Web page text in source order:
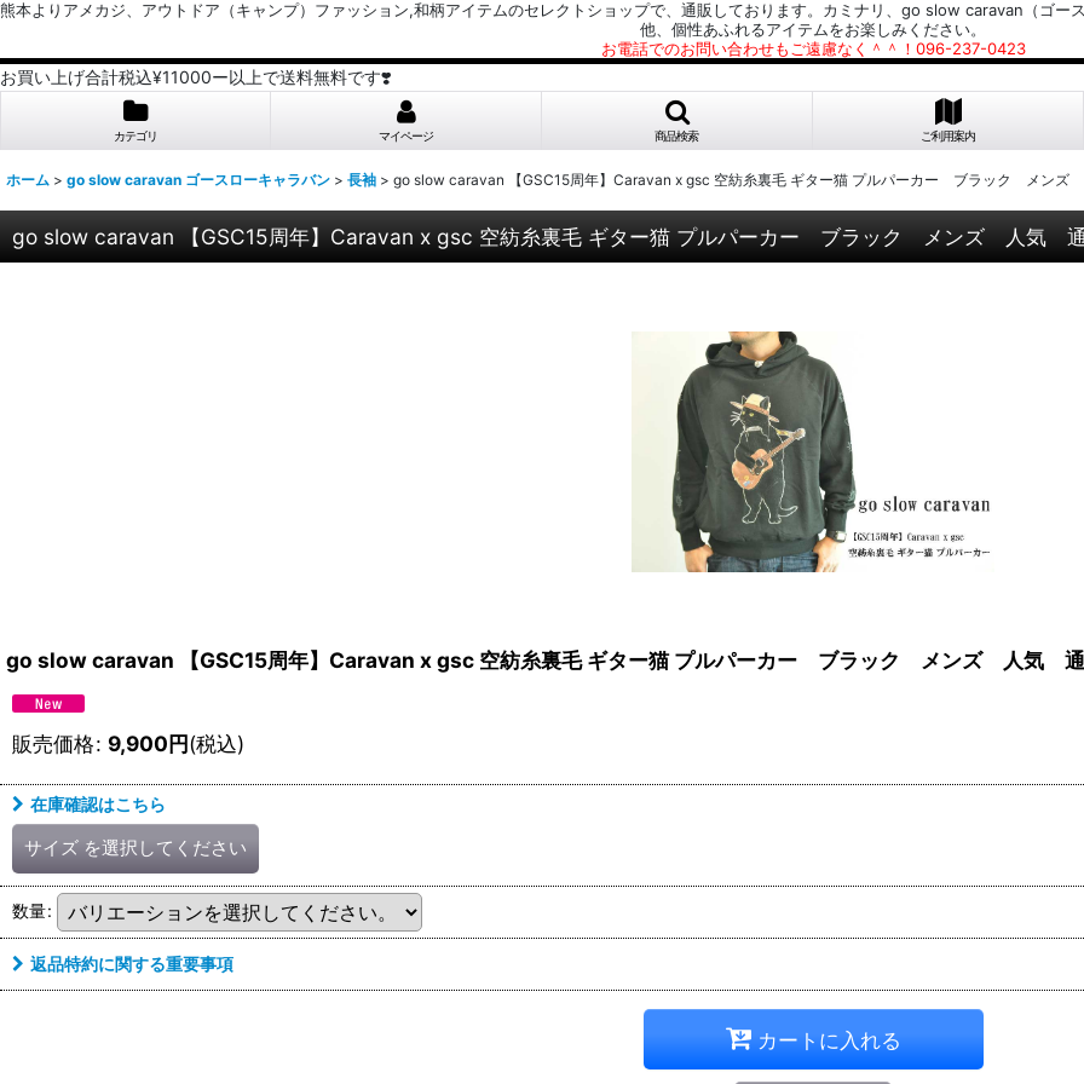
熊本よりアメカジ、アウトドア（キャンプ）ファッション,和柄アイテムのセレクトショップで、通販しております。カミナリ、go slow caravan（ゴー
他、個性あふれるアイテムをお楽しみください。
お電話でのお問い合わせもご遠慮なく＾＾！096-237-0423
お買い上げ合計税込¥11000ー以上で送料無料です❣️
カテゴリ マイページ 商品検索 ご利用案内
ホーム > go slow caravan ゴースローキャラバン > 長袖 > go slow caravan 【GSC15周年】Caravan x gsc 空紡糸裏毛 ギター猫 プルパーカー ブラック メン
go slow caravan 【GSC15周年】Caravan x gsc 空紡糸裏毛 ギター猫 プルパーカー ブラック メンズ 人気
go slow caravan 【GSC15周年】Caravan x gsc 空紡糸裏毛 ギター猫 プルパーカー ブラック メンズ 人気
販売価格: 9,900円(税込)
在庫確認はこちら
サイズ を選択してください
数量:
返品特約に関する重要事項
カートに入れる